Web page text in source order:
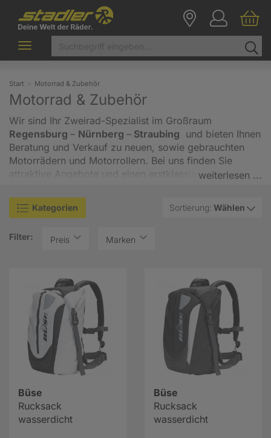
Toggle
navigation
Start Motorrad & Zubehör
Motorrad & Zubehör
Wir sind Ihr Zweirad-Spezialist im Großraum
Regensburg – Nürnberg – Straubing und bieten Ihnen
Beratung und Verkauf zu neuen, sowie gebrauchten
Motorrädern und Motorrollern. Bei uns finden Sie
attraktive Angebote und einen erstklassigen
präsentieren wir aktuelle Motorräder und Roller der
MarkenHonda, NIU, Peugeot, Piaggio, KSR und viele
Probefahrt zur Verfügung. Darüber hinaus finden Sie
bald bei uns begrüßen zu dürfen.
Sie shoppen lieber von Zuhause aus? Kein Problem -
auch online ist unser Angebot an Motorrädern und
Rollern zu finden. Über diesen Button gelangen Sie zu
unserem Shop auf
mobile.de
weiterlesen ...
Sortierung: Wählen
Kategorien
Filter: Preis Marken
Büse
Rucksack
wasserdicht
Büse
Rucksack
wasserdicht